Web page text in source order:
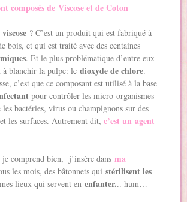
composés de Viscose et de Coton
viscose ? C’est un produit qui est fabriqué à
bois, et qui est traité avec des centaines
. Et le plus problématique d’entre eux
à blanchir la pulpe: ledioxyde de chlore.
c’est que ce composant est utilisé à la base
pour contrôler les micro-organismes
bactéries, virus ou champignons sur des
les surfaces. Autrement dit,c’est un agent
comprend bien, j’insère dans ma
les mois, des bâtonnets quistérilisent les
lieux qui servent enenfanter... hum…